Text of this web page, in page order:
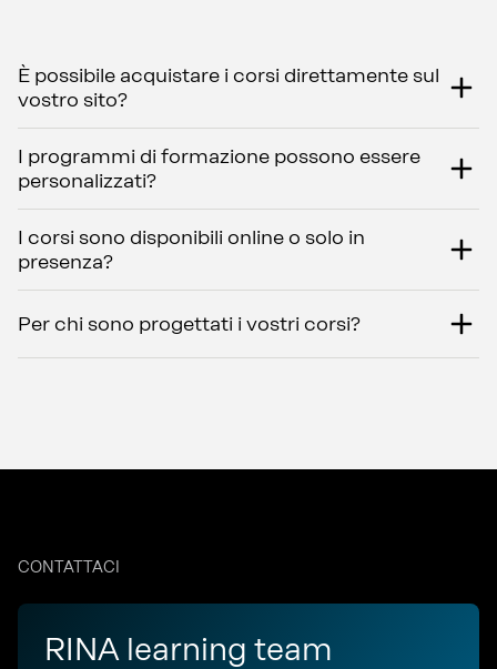
È possibile acquistare i corsi direttamente sul
vostro sito?
I programmi di formazione possono essere
personalizzati?
I corsi sono disponibili online o solo in
presenza?
Per chi sono progettati i vostri corsi?
CONTATTACI
RINA learning team